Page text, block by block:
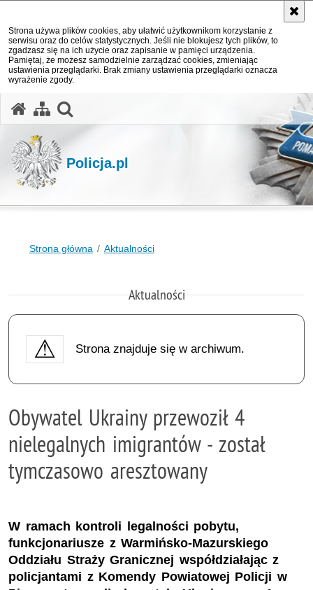
Strona używa plików cookies, aby ułatwić użytkownikom korzystanie z
serwisu oraz do celów statystycznych. Jeśli nie blokujesz tych plików, to
zgadzasz się na ich użycie oraz zapisanie w pamięci urządzenia.
Pamiętaj, że możesz samodzielnie zarządzać cookies, zmieniając
ustawienia przeglądarki. Brak zmiany ustawienia przeglądarki oznacza
wyrażenie zgody.
Policja.pl
Strona główna Aktualności
Aktualności
Strona znajduje się w archiwum.
Obywatel Ukrainy przewoził 4
nielegalnych imigrantów - został
tymczasowo aresztowany
W ramach kontroli legalności pobytu,
funkcjonariusze z Warmińsko-Mazurskiego
Oddziału Straży Granicznej współdziałając z
policjantami z Komendy Powiatowej Policji w